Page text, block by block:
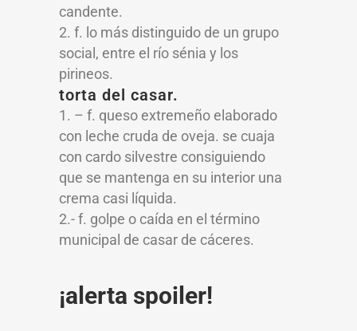
candente.
2. f. lo más distinguido de un grupo
social, entre el río sénia y los
pirineos.
torta del casar.
1. – f. queso extremeño elaborado
con leche cruda de oveja. se cuaja
con cardo silvestre consiguiendo
que se mantenga en su interior una
crema casi líquida.
2.- f. golpe o caída en el término
municipal de casar de cáceres.
¡alerta spoiler!